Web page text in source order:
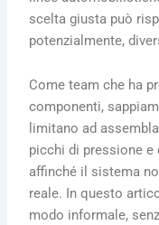
scelta giusta può
potenzialmente,
Come team che ha
componenti,
limitano ad
picchi di pressione
affinché il sistema
reale. In questo
modo informale,